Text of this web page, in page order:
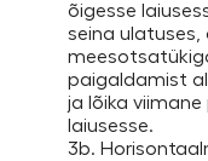
õigesse
seina
paigaldamist
ja lõika viimane
laiusesse.
3b.